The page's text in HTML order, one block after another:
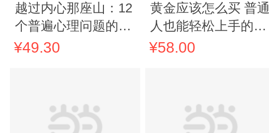
越过内心那座山：12
个普遍心理问题的自
我疗愈
¥49.30
黄金应该怎么买 普通
人也能轻松上手的黄
金投资入门书 穿越经
¥58.00